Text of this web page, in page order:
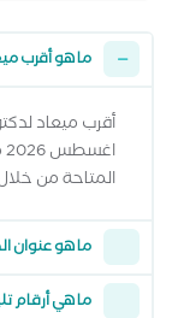
ما هو أقرب
المتاحة من
ما هو عنوان
ما هي أرقام